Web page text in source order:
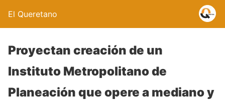
El Queretano
Proyectan creación de un
Instituto Metropolitano de
Planeación que opere a mediano y